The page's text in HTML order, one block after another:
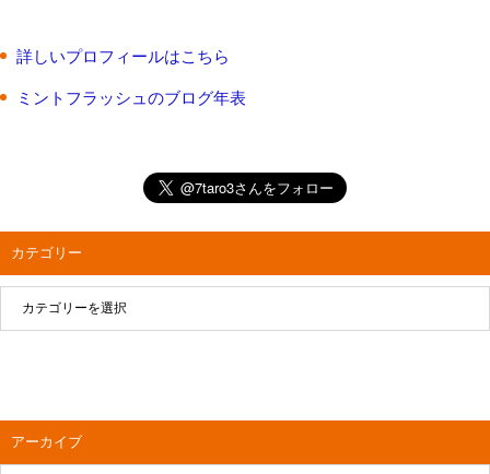
詳しいプロフィールはこちら
ミントフラッシュのブログ年表
カテゴリー
アーカイブ